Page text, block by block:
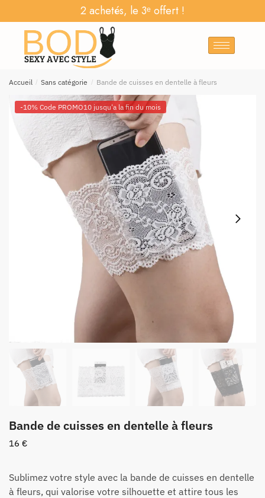
2 achetés, le 3ᵉ offert !
Accueil / Sans catégorie / Bande de cuisses en dentelle à fleurs
-10% Code PROMO10 jusqu'a la fin du mois
Bande de cuisses en dentelle à fleurs
16 €
Sublimez votre style avec la bande de cuisses en dentelle
à fleurs, qui valorise votre silhouette et attire tous les